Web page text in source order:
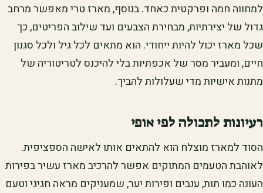
למחווה חמה ופרקטית כאחד. בנוסף, מארז טרי מאפשר מרחב
גדול של יצירתיות, מבחירת הצבעים ועד שילוב הפריטים, כך
שכל מארז יכול להיות ייחודי. הוא מתאים לכל גיל ולכל סגנון
חיים, ומעביר מסר של אכפתיות בלי להיכנס לטריטוריה של
מתנות אישיות מדי שעלולות להביך.
רעיונות לתכולה לפי אופי
הסוד למארז מוצלח הוא להתאים אותו לאישה הספציפית.
לאוהבת הטעמים המתוקים אפשר להרכיב מארז עשיר בפירות
העונה כמו תות, ענבים ופירות יער, שמעניקים מראה חגיגי וטעם